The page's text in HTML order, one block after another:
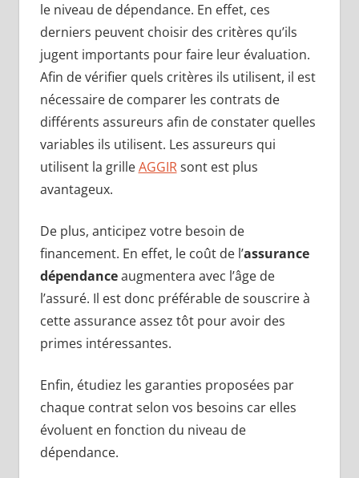
le niveau de dépendance. En effet, ces
derniers peuvent choisir des critères qu’ils
jugent importants pour faire leur évaluation.
Afin de vérifier quels critères ils utilisent, il est
nécessaire de comparer les contrats de
différents assureurs afin de constater quelles
variables ils utilisent. Les assureurs qui
utilisent la grilleAGGIRsont est plus
avantageux.
De plus, anticipez votre besoin de
financement. En effet, le coût de l’assurance
dépendanceaugmentera avec l’âge de
l’assuré. Il est donc préférable de souscrire à
cette assurance assez tôt pour avoir des
primes intéressantes.
Enfin, étudiez les garanties proposées par
chaque contrat selon vos besoins car elles
évoluent en fonction du niveau de
dépendance.